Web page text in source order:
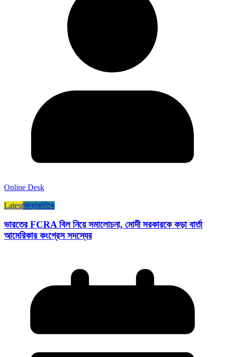
Online Desk
Latestআন্তর্জাতিক
ভারতের FCRA বিল নিয়ে সমালোচনা, মোদী সরকারকে কড়া বার্তা
আমেরিকার কংগ্রেস সদস্যের